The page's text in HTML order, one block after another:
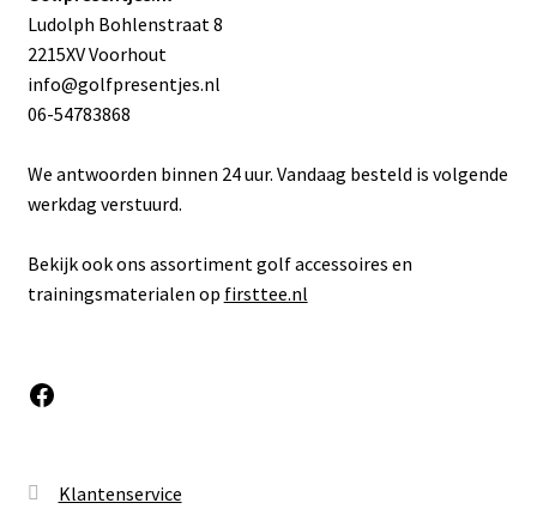
Ludolph Bohlenstraat 8
2215XV Voorhout
info@golfpresentjes.nl
06-54783868
We antwoorden binnen 24 uur. Vandaag besteld is volgende
werkdag verstuurd.
Bekijk ook ons assortiment golf accessoires en
trainingsmaterialen op firsttee.nl
Facebook
Klantenservice